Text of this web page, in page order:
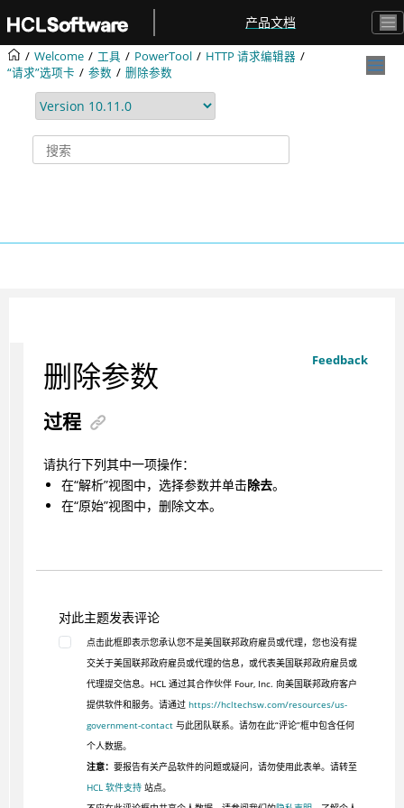
产品文档
Welcome 工具 PowerTool
HTTP 请求编辑器
“请求”选项卡
参数 删除参数
Feedback
删除参数
过程
请执行下列其中一项操作：
在“解析”视图中，选择参数并单击除去。
在“原始”视图中，删除文本。
对此主题发表评论
点击此框即表示您承认您不是美国联邦政府雇员或代理，您也没有提
交关于美国联邦政府雇员或代理的信息，或代表美国联邦政府雇员或
代理提交信息。HCL 通过其合作伙伴 Four, Inc. 向美国联邦政府客户
提供软件和服务。请通过 https://hcltechsw.com/resources/us-
government-contact与此团队联系。请勿在此“评论”框中包含任何
个人数据。
注意： 要报告有关产品软件的问题或疑问，请勿使用此表单。请转至
HCL 软件支持站点。